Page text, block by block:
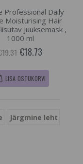
Professional Daily
Moisturising Hair
Juuksemask ,
1000 ml
€18.73
LISA OSTUKORVI
Järgmine leht